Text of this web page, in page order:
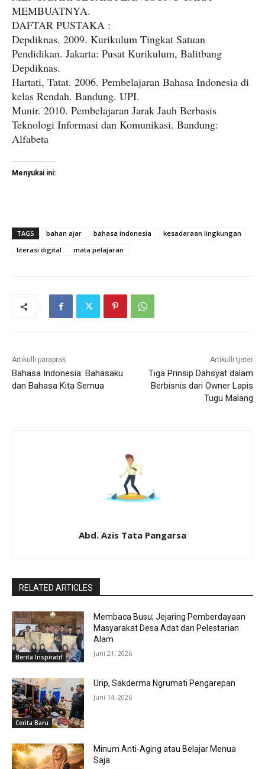
MEMBUATNYA.
DAFTAR PUSTAKA :
Depdiknas. 2009. Kurikulum Tingkat Satuan
Pendidikan. Jakarta: Pusat Kurikulum, Balitbang
Depdiknas.
Hartati, Tatat. 2006. Pembelajaran Bahasa Indonesia di
kelas Rendah. Bandung. UPI.
Munir. 2010. Pembelajaran Jarak Jauh Berbasis
Teknologi Informasi dan Komunikasi. Bandung:
Alfabeta
Menyukai ini:
TAGS bahan ajar bahasa indonesia
kesadaraan lingkungan
literasi digital
mata pelajaran
Artikulli paraprak
Bahasa Indonesia: Bahasaku
dan Bahasa Kita Semua
Artikulli tjetër
Tiga Prinsip Dahsyat dalam
Berbisnis dari Owner Lapis
Tugu Malang
Abd. Azis Tata Pangarsa
RELATED ARTICLES
Berita Inspiratif
Membaca Busu; Jejaring Pemberdayaan
Masyarakat Desa Adat dan Pelestarian
Alam
Juni 21, 2026
Cerita Baru
Urip, Sakderma Ngrumati Pengarepan
Juni 14, 2026
Minum Anti-Aging atau Belajar Menua
Saja